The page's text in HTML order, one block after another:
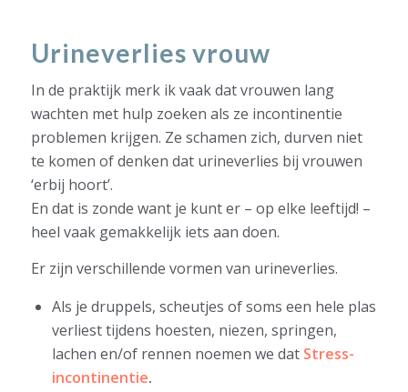
Urineverlies vrouw
In de praktijk merk ik vaak dat vrouwen lang
wachten met hulp zoeken als ze incontinentie
problemen krijgen. Ze schamen zich, durven niet
te komen of denken dat urineverlies bij vrouwen
‘erbij hoort’.
En dat is zonde want je kunt er – op elke leeftijd! –
heel vaak gemakkelijk iets aan doen.
Er zijn verschillende vormen van urineverlies.
Als je druppels, scheutjes of soms een hele plas
verliest tijdens hoesten, niezen, springen,
lachen en/of rennen noemen we dat Stress-
incontinentie.